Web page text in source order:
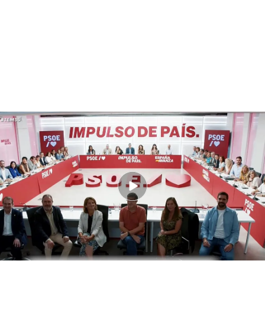
Pedro Sánchez estaría buscando "alinear" algunos líderes del PSOE